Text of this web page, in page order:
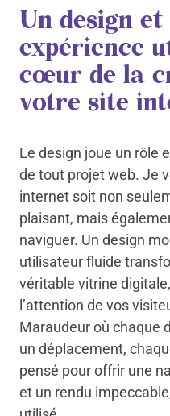
Un design et
expérience
cœur de la
votre site
Le design joue un rôle
de tout projet web. Je
internet soit non
plaisant, mais
naviguer. Un design
utilisateur fluide
véritable vitrine
l’attention de vos
Maraudeur où chaque
un déplacement,
pensé pour offrir une
et un rendu